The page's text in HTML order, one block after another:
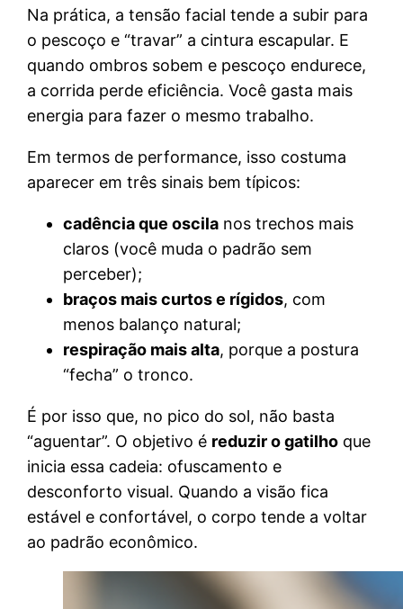
Na prática, a tensão facial tende a subir para
o pescoço e “travar” a cintura escapular. E
quando ombros sobem e pescoço endurece,
a corrida perde eficiência. Você gasta mais
energia para fazer o mesmo trabalho.
Em termos de performance, isso costuma
aparecer em três sinais bem típicos:
cadência que oscila nos trechos mais
claros (você muda o padrão sem
perceber);
braços mais curtos e rígidos, com
menos balanço natural;
respiração mais alta, porque a postura
“fecha” o tronco.
É por isso que, no pico do sol, não basta
“aguentar”. O objetivo é reduzir o gatilho que
inicia essa cadeia: ofuscamento e
desconforto visual. Quando a visão fica
estável e confortável, o corpo tende a voltar
ao padrão econômico.